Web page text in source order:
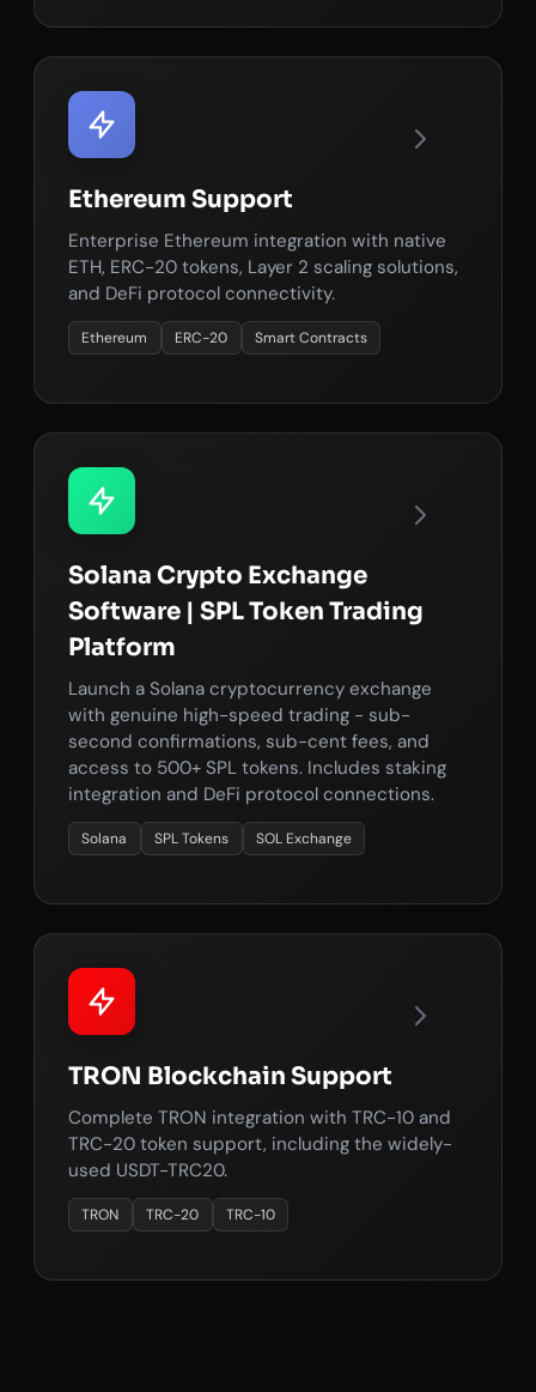
Ethereum Support
Enterprise Ethereum integration with native
ETH, ERC-20 tokens, Layer 2 scaling solutions,
and DeFi protocol connectivity.
Ethereum ERC-20 Smart Contracts
Solana Crypto Exchange
Software | SPL Token Trading
Platform
Launch a Solana cryptocurrency exchange
with genuine high-speed trading - sub-
second confirmations, sub-cent fees, and
access to 500+ SPL tokens. Includes staking
integration and DeFi protocol connections.
Solana SPL Tokens SOL Exchange
TRON Blockchain Support
Complete TRON integration with TRC-10 and
TRC-20 token support, including the widely-
used USDT-TRC20.
TRON TRC-20 TRC-10